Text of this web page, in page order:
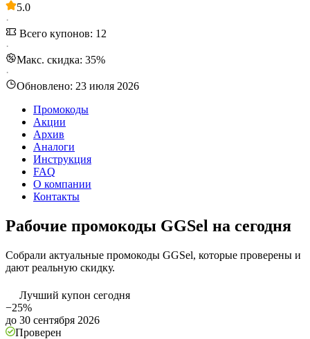
5.0
·
Всего купонов: 12
·
Макс. скидка: 35%
·
Обновлено: 23 июля 2026
Промокоды
Акции
Архив
Аналоги
Инструкция
FAQ
О компании
Контакты
Рабочие промокоды GGSel на сегодня
Собрали актуальные промокоды GGSel, которые проверены и
дают реальную скидку.
Лучший купон сегодня
−25%
до 30 сентября 2026
Проверен